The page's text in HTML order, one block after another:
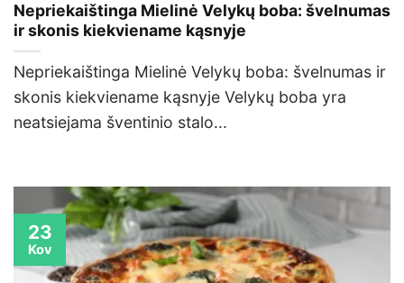
Nepriekaištinga Mielinė Velykų boba: švelnumas
ir skonis kiekviename kąsnyje
Nepriekaištinga Mielinė Velykų boba: švelnumas ir
skonis kiekviename kąsnyje Velykų boba yra
neatsiejama šventinio stalo...
23
Kov